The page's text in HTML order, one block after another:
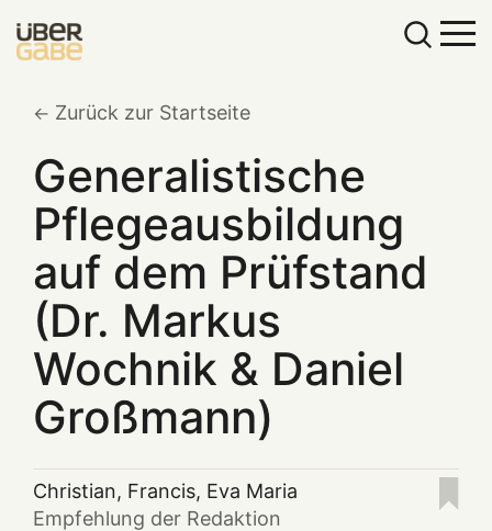
Zurück zur Startseite
Generalistische
Pflegeausbildung
auf dem Prüfstand
(Dr. Markus
Wochnik & Daniel
Großmann)
Christian, Francis, Eva Maria
Empfehlung der Redaktion